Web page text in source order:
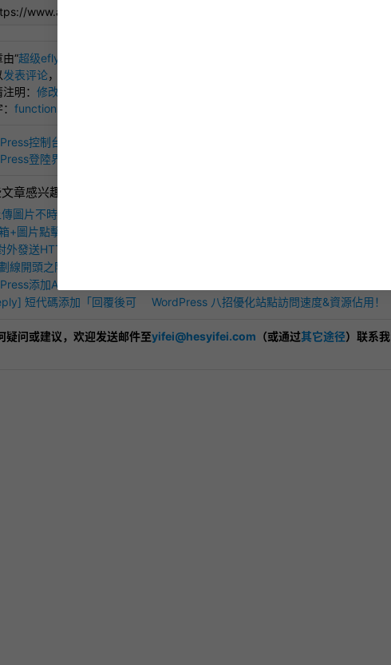
www.arefly.com/wordpress-change-login-logo/
“超级efly
发表评论，并在保留
明： 修改WordPress登陸界面LOGO | 畅想资源
functions.php
控制台頁腳版權信息
登陸界面的LOGO鏈接
章感兴趣！
圖片不時出現的奇怪
+圖片點擊放大外掛 WP
發送HTTP請求以加快訪
單！）
線開頭之隱藏自定欄位
添加AJAX無刷新之評
教學
短代碼添加「回覆後可
WordPress 八招優化站點訪問速度&資源佔用！
疑问或建议，欢迎发送邮件至yifei@hesyifei.com （或通过其它途径）联系我